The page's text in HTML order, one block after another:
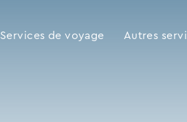
Services de voyage Autres